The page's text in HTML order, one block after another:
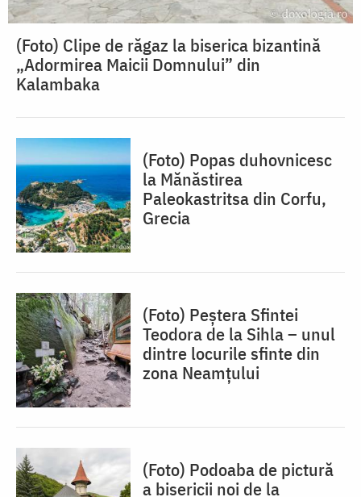
(Foto) Clipe de răgaz la biserica bizantină
„Adormirea Maicii Domnului” din
Kalambaka
(Foto) Popas duhovnicesc
la Mănăstirea
Paleokastritsa din Corfu,
Grecia
(Foto) Peștera Sfintei
Teodora de la Sihla – unul
dintre locurile sfinte din
zona Neamțului
(Foto) Podoaba de pictură
a bisericii noi de la